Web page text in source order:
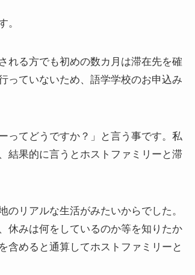
れる方でも初めの数カ月は滞在先を確
っていないため、語学学校のお申込み
ってどうですか？」と言う事です。私
結果的に言うとホストファミリーと滞
リアルな生活がみたいからでした。
休みは何をしているのか等を知りたか
含めると通算してホストファミリーと